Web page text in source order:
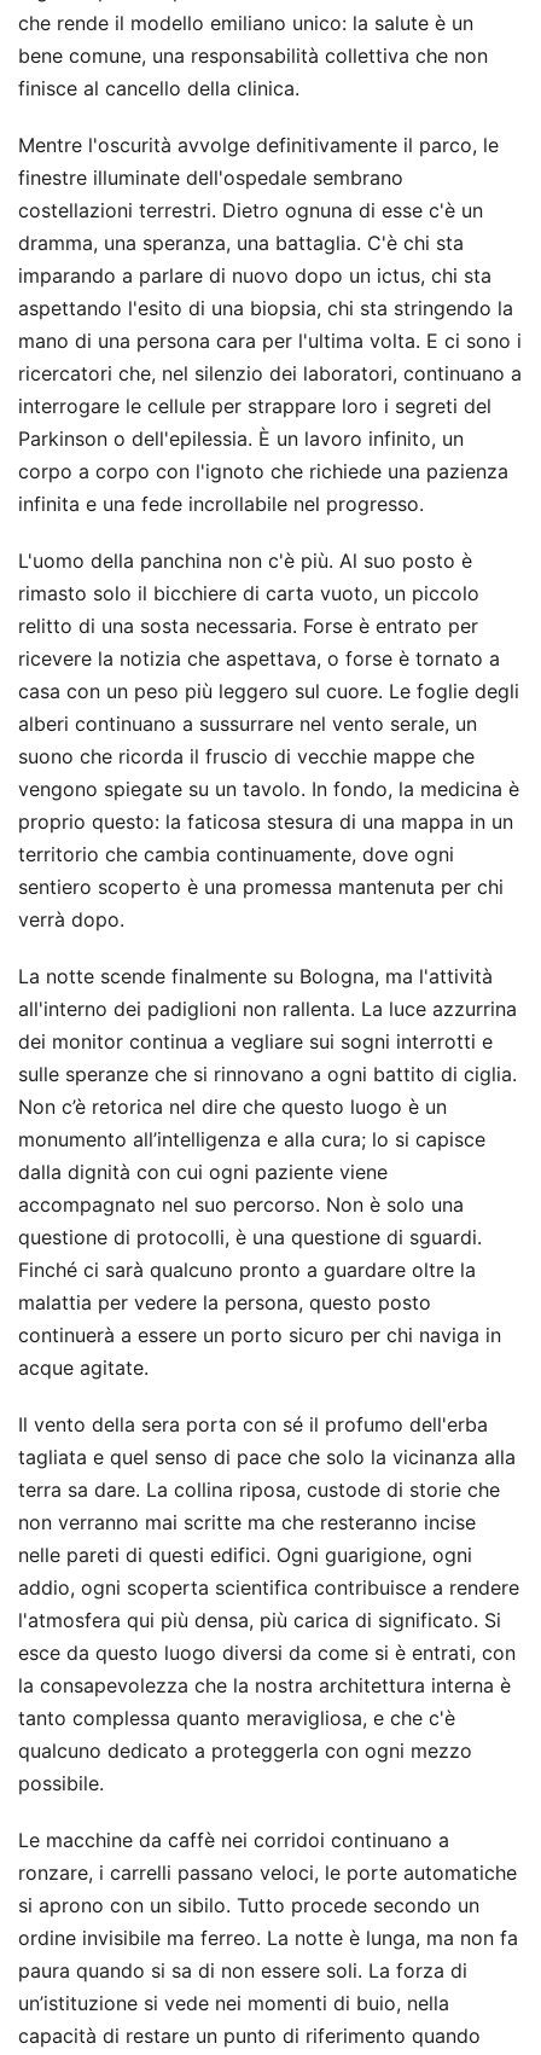
che rende il modello emiliano unico: la salute è un
bene comune, una responsabilità collettiva che non
finisce al cancello della clinica.
Mentre l'oscurità avvolge definitivamente il parco, le
finestre illuminate dell'ospedale sembrano
costellazioni terrestri. Dietro ognuna di esse c'è un
dramma, una speranza, una battaglia. C'è chi sta
imparando a parlare di nuovo dopo un ictus, chi sta
aspettando l'esito di una biopsia, chi sta stringendo la
mano di una persona cara per l'ultima volta. E ci sono i
ricercatori che, nel silenzio dei laboratori, continuano a
interrogare le cellule per strappare loro i segreti del
Parkinson o dell'epilessia. È un lavoro infinito, un
corpo a corpo con l'ignoto che richiede una pazienza
infinita e una fede incrollabile nel progresso.
L'uomo della panchina non c'è più. Al suo posto è
rimasto solo il bicchiere di carta vuoto, un piccolo
relitto di una sosta necessaria. Forse è entrato per
ricevere la notizia che aspettava, o forse è tornato a
casa con un peso più leggero sul cuore. Le foglie degli
alberi continuano a sussurrare nel vento serale, un
suono che ricorda il fruscio di vecchie mappe che
vengono spiegate su un tavolo. In fondo, la medicina è
proprio questo: la faticosa stesura di una mappa in un
territorio che cambia continuamente, dove ogni
sentiero scoperto è una promessa mantenuta per chi
verrà dopo.
La notte scende finalmente su Bologna, ma l'attività
all'interno dei padiglioni non rallenta. La luce azzurrina
dei monitor continua a vegliare sui sogni interrotti e
sulle speranze che si rinnovano a ogni battito di ciglia.
Non c’è retorica nel dire che questo luogo è un
monumento all’intelligenza e alla cura; lo si capisce
dalla dignità con cui ogni paziente viene
accompagnato nel suo percorso. Non è solo una
questione di protocolli, è una questione di sguardi.
Finché ci sarà qualcuno pronto a guardare oltre la
malattia per vedere la persona, questo posto
continuerà a essere un porto sicuro per chi naviga in
acque agitate.
Il vento della sera porta con sé il profumo dell'erba
tagliata e quel senso di pace che solo la vicinanza alla
terra sa dare. La collina riposa, custode di storie che
non verranno mai scritte ma che resteranno incise
nelle pareti di questi edifici. Ogni guarigione, ogni
addio, ogni scoperta scientifica contribuisce a rendere
l'atmosfera qui più densa, più carica di significato. Si
esce da questo luogo diversi da come si è entrati, con
la consapevolezza che la nostra architettura interna è
tanto complessa quanto meravigliosa, e che c'è
qualcuno dedicato a proteggerla con ogni mezzo
possibile.
Le macchine da caffè nei corridoi continuano a
ronzare, i carrelli passano veloci, le porte automatiche
si aprono con un sibilo. Tutto procede secondo un
ordine invisibile ma ferreo. La notte è lunga, ma non fa
paura quando si sa di non essere soli. La forza di
un’istituzione si vede nei momenti di buio, nella
capacità di restare un punto di riferimento quando